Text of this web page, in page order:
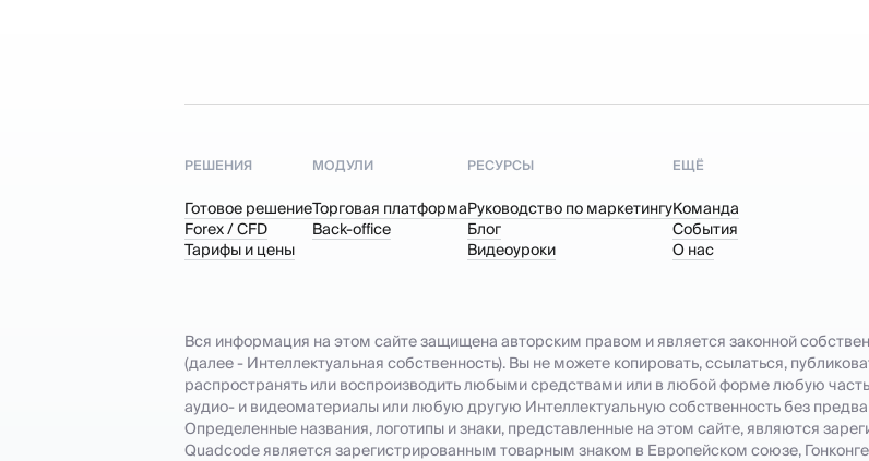
РЕШЕНИЯ
Готовое решение
Forex / CFD
Тарифы и цены
МОДУЛИ
Торговая платформа
Back-office
РЕСУРСЫ
Руководство по маркетингу
Блог
Видеоуроки
ЕЩЁ
Команда
События
О нас
Вся информация на этом сайте защищена авторским правом и является законной
(далее - Интеллектуальная собственность). Вы не можете копировать, ссылаться,
распространять или воспроизводить любыми средствами или в любой форме любую
аудио- и видеоматериалы или любую другую Интеллектуальную собственность без
Определенные названия, логотипы и знаки, представленные на этом сайте, являются
Quadcode является зарегистрированным товарным знаком в Европейском союзе, Гонконге